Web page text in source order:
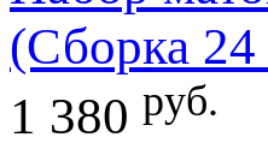
(Сборка
1 380 руб.